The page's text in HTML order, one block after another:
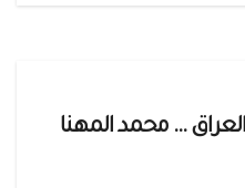
… محمد المهنا